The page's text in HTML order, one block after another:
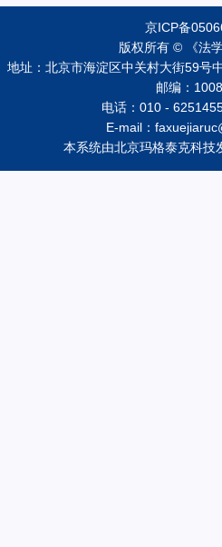
京ICP备
版权所有 © 《法
地址：北京市海淀区中关村大街59号
邮编：
电话：010 -
E-mail：
本系统由北京玛格泰克科技